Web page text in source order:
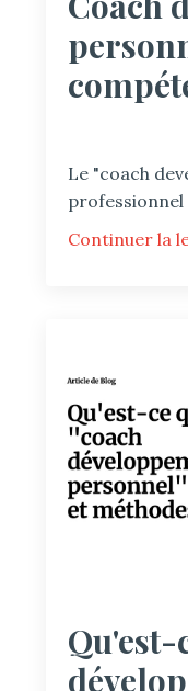
Le "coach
professionnel
Continuer la
Qu'est-